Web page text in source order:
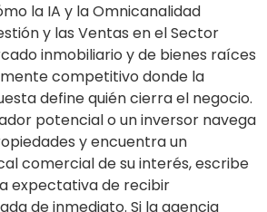
la IA y la Omnicanalidad
y las Ventas en el Sector
inmobiliario y de bienes raíces
competitivo donde la
define quién cierra el negocio.
potencial o un inversor navega
y encuentra un
comercial de su interés, escribe
expectativa de recibir
de inmediato. Si la agencia